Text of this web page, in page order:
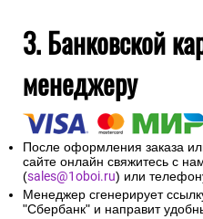
3. Банковской
менеджеру
После оформления заказа
сайте онлайн свяжитесь с
(sales@1oboi.ru) или
Менеджер сгенерирует
"Сбербанк" и направит